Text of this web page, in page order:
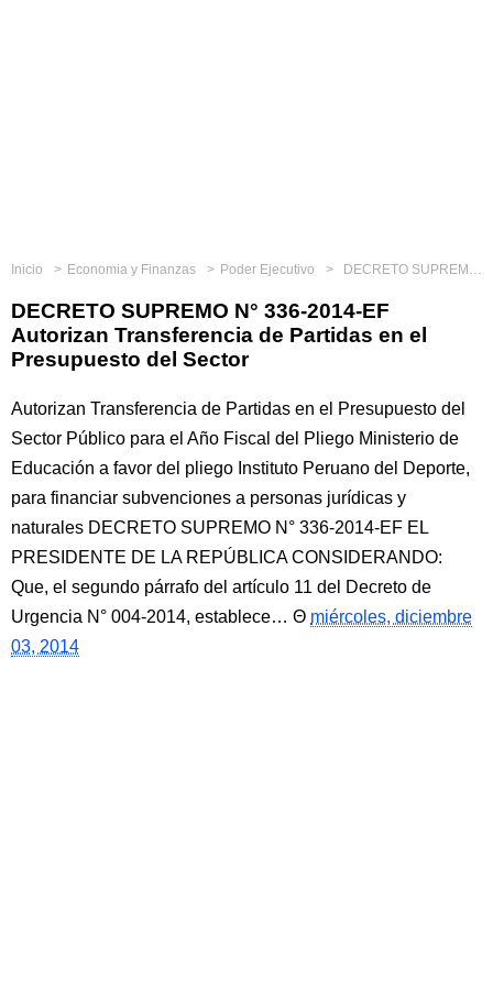
Inicio Economia y Finanzas Poder Ejecutivo DECRETO SUPREMO N° 336-2014-EF Autorizan Transferencia de Partidas en el Presupuesto del Sector
DECRETO SUPREMO N° 336-2014-EF
Autorizan Transferencia de Partidas en el
Presupuesto del Sector
Autorizan Transferencia de Partidas en el Presupuesto del
Sector Público para el Año Fiscal del Pliego Ministerio de
Educación a favor del pliego Instituto Peruano del Deporte,
para financiar subvenciones a personas jurídicas y
naturales DECRETO SUPREMO N° 336-2014-EF EL
PRESIDENTE DE LA REPÚBLICA CONSIDERANDO:
Que, el segundo párrafo del artículo 11 del Decreto de
Urgencia N° 004-2014, establece…
miércoles, diciembre
03, 2014